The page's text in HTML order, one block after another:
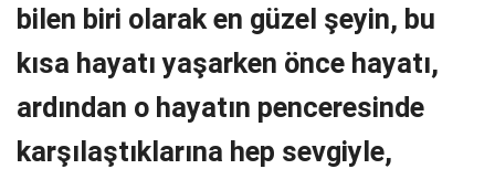
bilen biri olarak en güzel şeyin, bu
kısa hayatı yaşarken önce hayatı,
ardından o hayatın penceresinde
karşılaştıklarına hep sevgiyle,